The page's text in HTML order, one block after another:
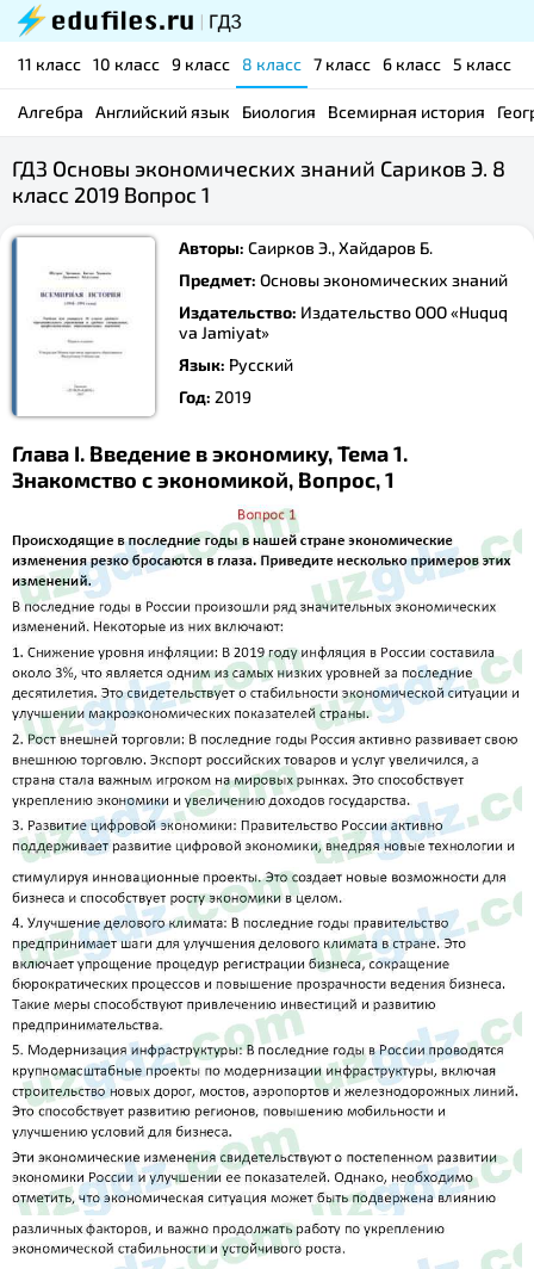
11 класс 10 класс 9 класс 8 класс 7 класс 6 класс 5 класс
Алгебра Английский язык Биология Всемирная история
ГДЗ Основы экономических знаний Сариков Э. 8
класс 2019 Вопрос 1
Авторы: Саирков Э., Хайдаров Б.
Предмет: Основы экономических знаний
Издательство: Издательство ООО «Huquq
va Jamiyat»
Язык: Русский
Год: 2019
Глава I. Введение в экономику, Тема 1.
Знакомство с экономикой, Вопрос, 1